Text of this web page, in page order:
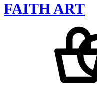
FAITH ART